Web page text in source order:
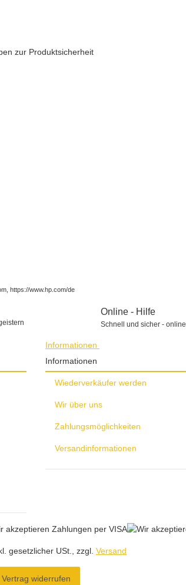
zur Produktsicherheit
https://www.hp.com/de
Online - Hilfe
Schnell und sicher - online
Informationen
Informationen
Wiederverkäufer werden
Wir über uns
Zahlungsmöglichkeiten
Versandinformationen
gesetzlicher USt., zzgl. Versand
Vertrag widerrufen